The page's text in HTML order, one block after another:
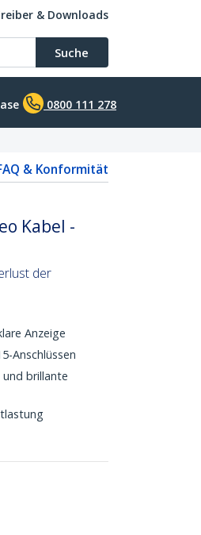
& Downloads
Suche
0800 111 278
& Konformität
Kabel -
der
Anzeige
Anschlüssen
brillante